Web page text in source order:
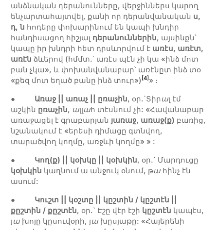
անձնական դերանունները, վերջիններս կարող
ենչարտահայտվել, քանի որ դերանվանական ս,
դ, ն հոդերը փոխարինում են կապի խնդիր
հանդիսացող հիշյալ դերանուններին, այսինքն՝
կապը իր խնդրի հետ դրսևորվում է առէս, առէտ,
առէն ձևերով (հմմտ.՝ առէս պէն չի կա «ինձ մոտ
բան չկա», և փոխանվանաբար՝ առէնըտ ինձ տօ
«քեզ մոտ եղած բանը ինձ տուր») [4] » ։
● Առաջ || առաչ || ըռաչին, օր.`Տիրալ էմ
աշկին ըռաչին, ալլահ տէսնում չի: «Հավանաբար
առաջացել է գրաբարյան յառաջ, առաջ(ք) բառից,
նշանակում է «երեսի դիմացը գտնվող,
տարածվող կողմը, առջևի կողմը» » :
● Կող(ք) || կօխկը || կօխկին, օր.` Մարդուցը
կօխկին կաղնում ա անջուկ օնում, թա հինչ էն
ասում:
● Կուշտ || կօշտը || կըշտին / կըշտէն ||
քըշտին / քըշտէն, օր.` Էշը վէր էշի կըշտէն կապէս,
յախոյը կըսուվօրի, յախըսյաթը: «Հայերենի